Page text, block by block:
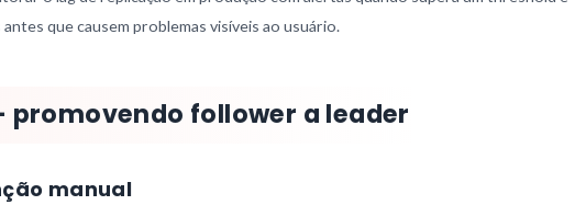
que causem problemas visíveis ao usuário.
follower a leader
manual